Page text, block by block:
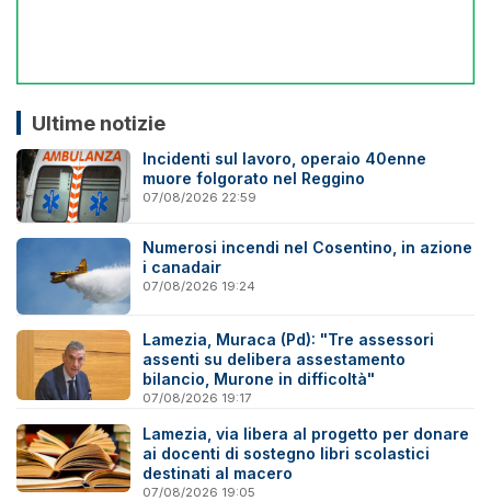
Ultime notizie
Incidenti sul lavoro, operaio 40enne
muore folgorato nel Reggino
07/08/2026 22:59
Numerosi incendi nel Cosentino, in azione
i canadair
07/08/2026 19:24
Lamezia, Muraca (Pd): "Tre assessori
assenti su delibera assestamento
bilancio, Murone in difficoltà"
07/08/2026 19:17
Lamezia, via libera al progetto per donare
ai docenti di sostegno libri scolastici
destinati al macero
07/08/2026 19:05